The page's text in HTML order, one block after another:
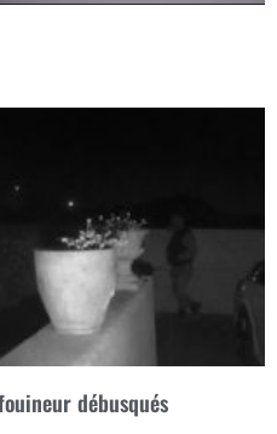
débusqués